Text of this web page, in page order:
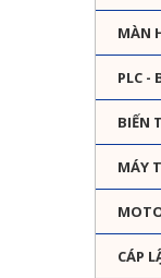
MÀN
PLC -
BIẾN
MÁY
CÁP